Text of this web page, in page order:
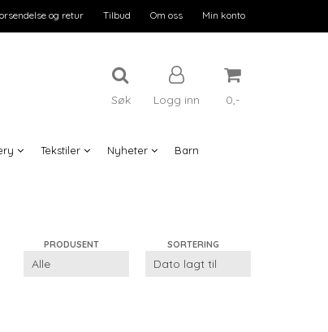
og retur Tilbud Om oss Min konto
Søk Logg inn 0,-
Tekstiler Nyheter Barn
PRODUSENT SORTERING